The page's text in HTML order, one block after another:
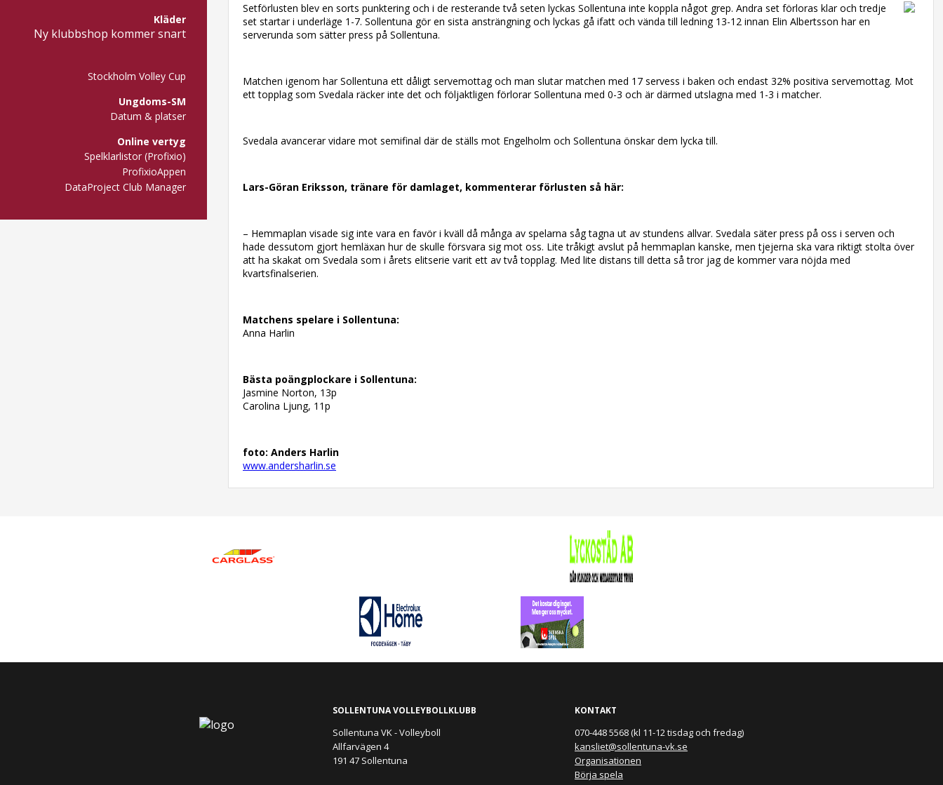
Kläder
Ny klubbshop kommer snart
Stockholm Volley Cup
Ungdoms-SM
Datum & platser
Online vertyg
Spelklarlistor (Profixio)
ProfixioAppen
DataProject Club Manager
Setförlusten blev en sorts punktering och i de resterande två seten lyckas Sollentuna inte koppla något grep. Andra set förloras klar och tredje
set startar i underläge 1-7. Sollentuna gör en sista ansträngning och lyckas gå ifatt och vända till ledning 13-12 innan Elin Albertsson har en
serverunda som sätter press på Sollentuna.
Matchen igenom har Sollentuna ett dåligt servemottag och man slutar matchen med 17 servess i baken och endast 32% positiva servemottag. Mot
ett topplag som Svedala räcker inte det och följaktligen förlorar Sollentuna med 0-3 och är därmed utslagna med 1-3 i matcher.
Svedala avancerar vidare mot semifinal där de ställs mot Engelholm och Sollentuna önskar dem lycka till.
Lars-Göran Eriksson, tränare för damlaget, kommenterar förlusten så här:
– Hemmaplan visade sig inte vara en favör i kväll då många av spelarna såg tagna ut av stundens allvar. Svedala säter press på oss i serven och
hade dessutom gjort hemläxan hur de skulle försvara sig mot oss. Lite tråkigt avslut på hemmaplan kanske, men tjejerna ska vara riktigt stolta över
att ha skakat om Svedala som i årets elitserie varit ett av två topplag. Med lite distans till detta så tror jag de kommer vara nöjda med
kvartsfinalserien.
Matchens spelare i Sollentuna:
Anna Harlin
Bästa poängplockare i Sollentuna:
Jasmine Norton, 13p
Carolina Ljung, 11p
foto: Anders Harlin
www.andersharlin.se
SOLLENTUNA VOLLEYBOLLKLUBB
Sollentuna VK - Volleyboll
Allfarvägen 4
191 47 Sollentuna
KONTAKT
070-448 5568 (kl 11-12 tisdag och fredag)
kansliet@sollentuna-vk.se
Organisationen
Börja spela